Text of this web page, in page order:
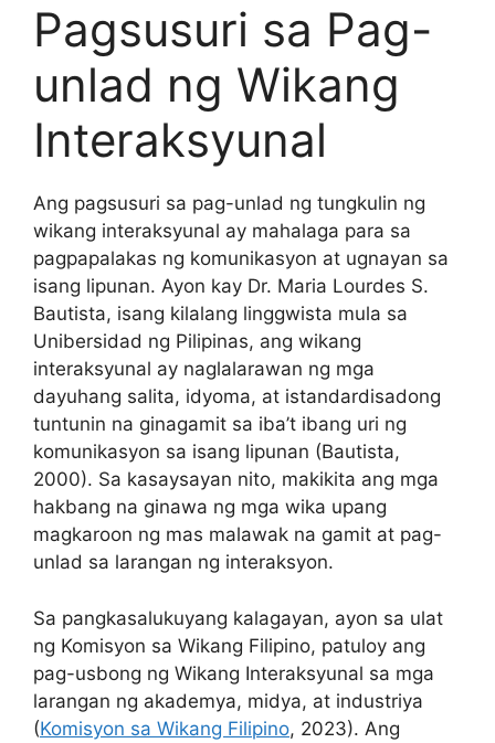
Pagsusuri sa Pag-
unlad ng Wikang
Interaksyunal
Ang pagsusuri sa pag-unlad ng tungkulin ng
wikang interaksyunal ay mahalaga para sa
pagpapalakas ng komunikasyon at ugnayan sa
isang lipunan. Ayon kay Dr. Maria Lourdes S.
Bautista, isang kilalang linggwista mula sa
Unibersidad ng Pilipinas, ang wikang
interaksyunal ay naglalarawan ng mga
dayuhang salita, idyoma, at istandardisadong
tuntunin na ginagamit sa iba’t ibang uri ng
komunikasyon sa isang lipunan (Bautista,
2000). Sa kasaysayan nito, makikita ang mga
hakbang na ginawa ng mga wika upang
magkaroon ng mas malawak na gamit at pag-
unlad sa larangan ng interaksyon.
Sa pangkasalukuyang kalagayan, ayon sa ulat
ng Komisyon sa Wikang Filipino, patuloy ang
pag-usbong ng Wikang Interaksyunal sa mga
larangan ng akademya, midya, at industriya
(Komisyon sa Wikang Filipino, 2023). Ang